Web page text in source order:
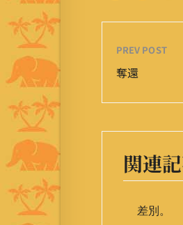
PREV POST
奪還
関連
差別。